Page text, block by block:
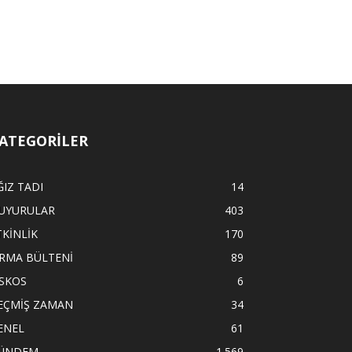
TADI
14
403
170
BÜLTENİ
89
6
ZAMAN
34
61